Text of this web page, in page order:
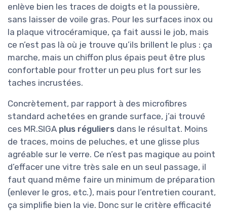
enlève bien les traces de doigts et la poussière,
sans laisser de voile gras. Pour les surfaces inox ou
la plaque vitrocéramique, ça fait aussi le job, mais
ce n’est pas là où je trouve qu’ils brillent le plus : ça
marche, mais un chiffon plus épais peut être plus
confortable pour frotter un peu plus fort sur les
taches incrustées.
Concrètement, par rapport à des microfibres
standard achetées en grande surface, j’ai trouvé
ces MR.SIGA plus réguliers dans le résultat. Moins
de traces, moins de peluches, et une glisse plus
agréable sur le verre. Ce n’est pas magique au point
d’effacer une vitre très sale en un seul passage, il
faut quand même faire un minimum de préparation
(enlever le gros, etc.), mais pour l’entretien courant,
ça simplifie bien la vie. Donc sur le critère efficacité